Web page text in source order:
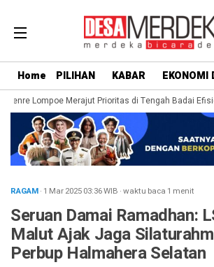
Home PILIHAN KABAR EKONOMI
Lompoe Merajut Prioritas di Tengah Badai
RAGAM· 1 Mar 202503:36WIB ·waktu baca 1 menit
Seruan Damai Ramadhan:
Malut Ajak Jaga
Perbup Halmahera Selatan